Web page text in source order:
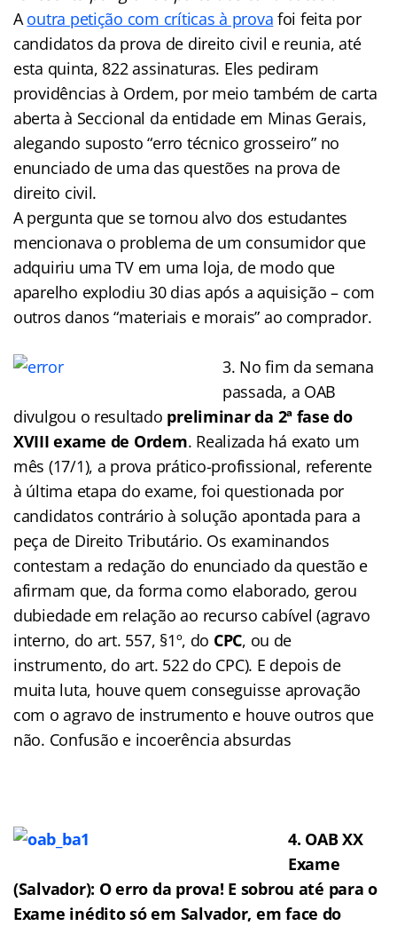
Aoutra petição com críticas à prova foi feita por
candidatos da prova de direito civil e reunia, até
esta quinta, 822 assinaturas. Eles pediram
providências à Ordem, por meio também de carta
aberta à Seccional da entidade em Minas Gerais,
alegando suposto “erro técnico grosseiro” no
enunciado de uma das questões na prova de
direito civil.
A pergunta que se tornou alvo dos estudantes
mencionava o problema de um consumidor que
adquiriu uma TV em uma loja, de modo que
aparelho explodiu 30 dias após a aquisição – com
outros danos “materiais e morais” ao comprador.
3. No fim da semana
passada, a OAB
divulgou o resultado preliminar da 2ª fase do
XVIII exame de Ordem. Realizada há exato um
mês (17/1), a prova prático-profissional, referente
à última etapa do exame, foi questionada por
candidatos contrário à solução apontada para a
peça de Direito Tributário. Os examinandos
contestam a redação do enunciado da questão e
afirmam que, da forma como elaborado, gerou
dubiedade em relação ao recurso cabível (agravo
interno, do art. 557, §1º, do CPC, ou de
instrumento, do art. 522 do CPC). E depois de
muita luta, houve quem conseguisse aprovação
com o agravo de instrumento e houve outros que
não. Confusão e incoerência absurdas
4. OAB XX
Exame
(Salvador): O erro da prova! E sobrou até para o
Exame inédito só em Salvador, em face do